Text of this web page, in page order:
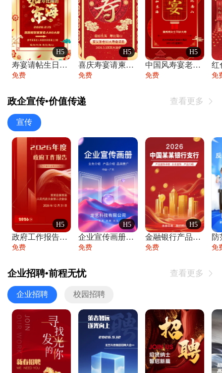
H5
寿宴请帖生日宴邀请函老人寿星生日快乐祝寿
免费
H5
喜庆寿宴请柬老人生日宴会邀请函请柬过大寿
免费
H5
中国风寿宴老人生日宴会邀请函寿宴请帖请柬
免费 免
政企宣传•价值传递 查看更多 
宣传
H5
政府工作报告政府年终工作总结
免费
H5
企业宣传画册公司简介产品介绍业务宣传手册
免费
H5
金融银行产品宣传手册企业宣传产品介绍
免费
防
免
企业招聘•前程无忧 查看更多 
企业招聘 校园招聘